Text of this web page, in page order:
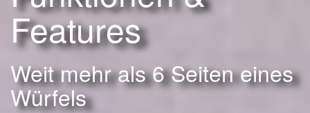
Features
Weit mehr als 6 Seiten eines
Würfels